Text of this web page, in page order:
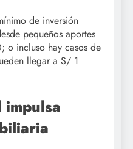
de inversión
pequeños aportes
incluso hay casos de
llegar a S/ 1